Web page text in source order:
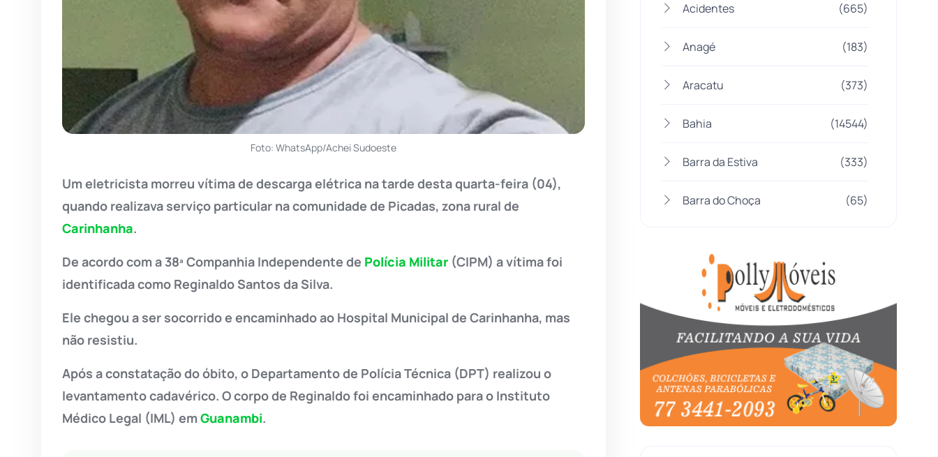
Foto: WhatsApp/Achei Sudoeste
Um eletricista morreu vítima de descarga elétrica na tarde desta quarta-feira (04),
quando realizava serviço particular na comunidade de Picadas, zona rural de
Carinhanha.
De acordo com a 38ª Companhia Independente de Polícia Militar (CIPM) a vítima foi
identificada como Reginaldo Santos da Silva.
Ele chegou a ser socorrido e encaminhado ao Hospital Municipal de Carinhanha, mas
não resistiu.
Após a constatação do óbito, o Departamento de Polícia Técnica (DPT) realizou o
levantamento cadavérico. O corpo de Reginaldo foi encaminhado para o Instituto
Médico Legal (IML) em Guanambi.
Acidentes (665)
Anagé (183)
Aracatu (373)
Bahia (14544)
Barra da Estiva (333)
Barra do Choça (65)
Bom Jesus da Lapa
Boquira (152)
Botuporã (72)
Brasil (7679)
Brumado (31952)